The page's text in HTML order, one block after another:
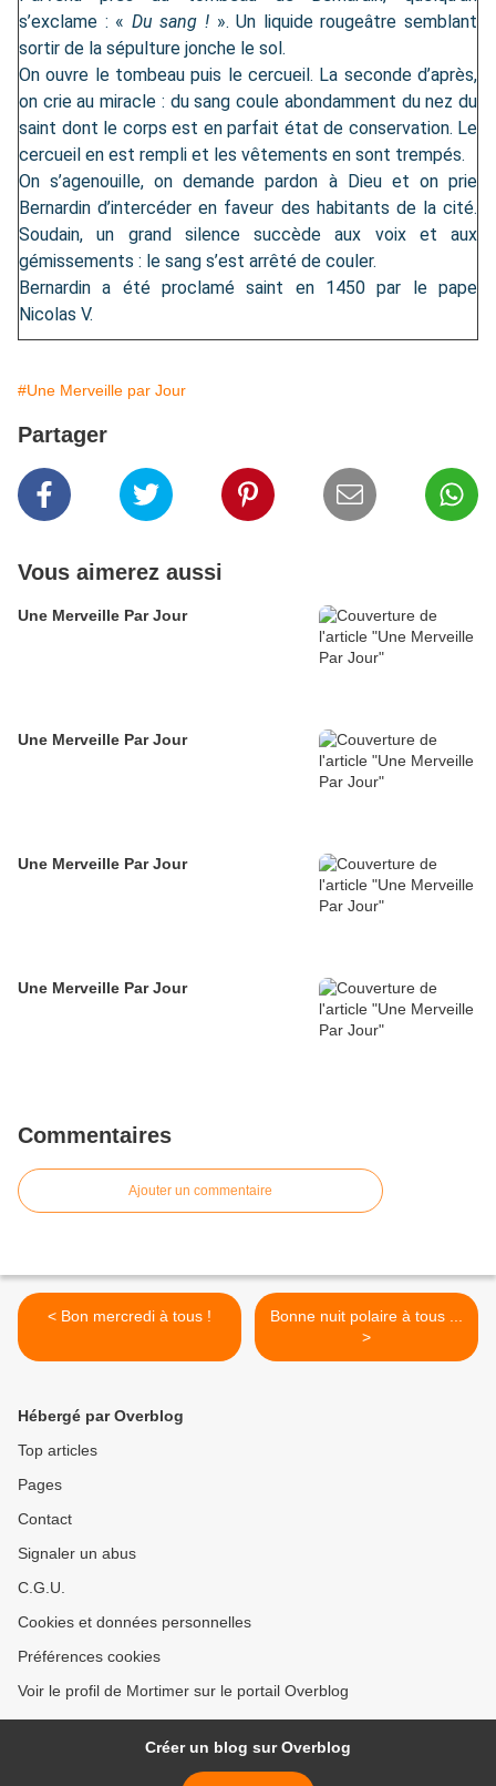
s’exclame : « Du sang ! ». Un liquide rougeâtre semblant
sortir de la sépulture jonche le sol.
On ouvre le tombeau puis le cercueil. La seconde d’après,
on crie au miracle : du sang coule abondamment du nez du
saint dont le corps est en parfait état de conservation. Le
cercueil en est rempli et les vêtements en sont trempés.
On s’agenouille, on demande pardon à Dieu et on prie
Bernardin d’intercéder en faveur des habitants de la cité.
Soudain, un grand silence succède aux voix et aux
gémissements : le sang s’est arrêté de couler.
Bernardin a été proclamé saint en 1450 par le pape
Nicolas V.
#Une Merveille par Jour
Partager
Vous aimerez aussi
Une Merveille Par Jour
Une Merveille Par Jour
Une Merveille Par Jour
Une Merveille Par Jour
Commentaires
Ajouter un commentaire
< Bon mercredi à tous !
Bonne nuit polaire à tous ...
>
Hébergé par Overblog
Top articles
Pages
Contact
Signaler un abus
C.G.U.
Cookies et données personnelles
Préférences cookies
Voir le profil de Mortimer sur le portail Overblog
Créer un blog sur Overblog